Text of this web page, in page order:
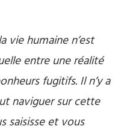
vie humaine n’est
entre une réalité
fugitifs. Il n’y a
naviguer sur cette
saisisse et vous